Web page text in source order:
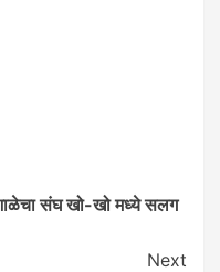
संघ खो-खो मध्ये सलग
Next